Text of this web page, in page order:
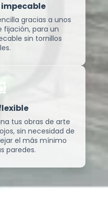
gracias a unos
fijación, para un
sin tornillos
tus obras de arte
sin necesidad de
el más mínimo
paredes.